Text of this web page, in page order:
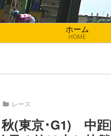
ホーム
HOME
レース
秋(東京･G1) 中